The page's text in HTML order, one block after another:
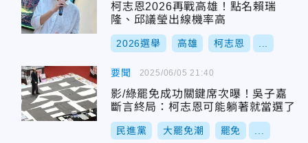
柯志恩2026再戰高雄！點名賴瑞
隆、邱議瑩出線機率高
2026選舉 高雄 柯志恩
要聞
影/綠罷免成功關鍵席次曝！吳子嘉
斷言終局：柯志恩可能躺著就當選了
民進黨 大罷免潮 罷免
2025/06/05 21:40